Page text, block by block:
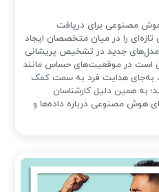
مصنوعی برای دریافت
تازه‌ای را در میان متخصصان ایجاد
جدید در تشخیص پریشانی
است در موقعیت‌های حساس مانند
به‌جای هدایت فرد به سمت کمک
به همین دلیل کارشناسان
هوش مصنوعی درباره داده‌ها و